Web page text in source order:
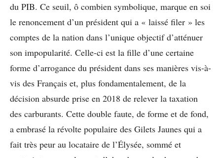
du PIB. Ce seuil, ô combien symbolique, marque en soi
le renoncement d’un président qui a « laissé filer » les
comptes de la nation dans l’unique objectif d’atténuer
son impopularité. Celle-ci est la fille d’une certaine
forme d’arrogance du président dans ses manières vis-à-
vis des Français et, plus fondamentalement, de la
décision absurde prise en 2018 de relever la taxation
des carburants. Cette double faute, de forme et de fond,
a embrasé la révolte populaire des Gilets Jaunes qui a
fait très peur au locataire de l’Élysée, sommé et